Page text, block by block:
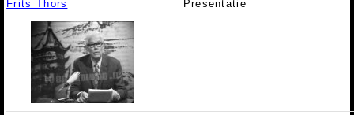
Frits Thors Presentatie